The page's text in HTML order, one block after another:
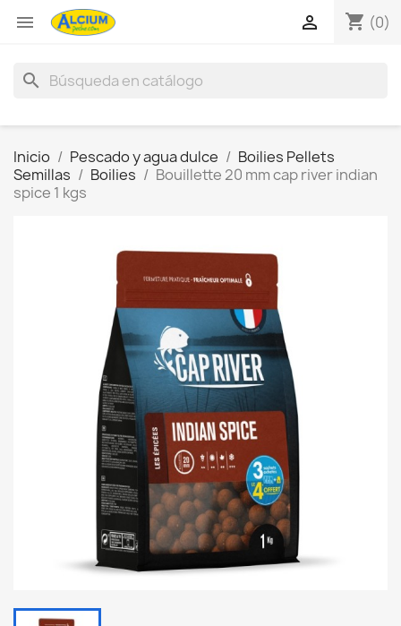
 shopping_cart (0)

search
Inicio Pescado y agua dulce
Boilies Pellets
Semillas
Boilies
Bouillette 20 mm cap river indian
spice 1 kgs